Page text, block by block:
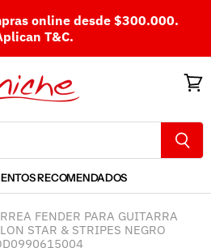
online desde $300.000.
T&C.
RECOMENDADOS
FENDER PARA GUITARRA
STAR & STRIPES NEGRO